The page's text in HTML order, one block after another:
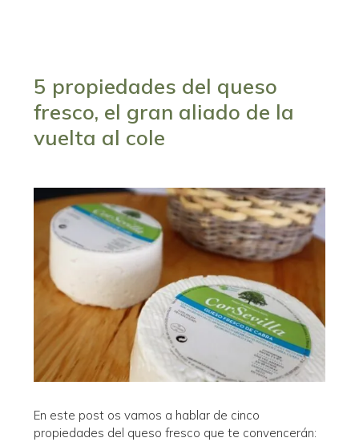
5 propiedades del queso
fresco, el gran aliado de la
vuelta al cole
En este post os vamos a hablar de cinco
propiedades del queso fresco que te convencerán: